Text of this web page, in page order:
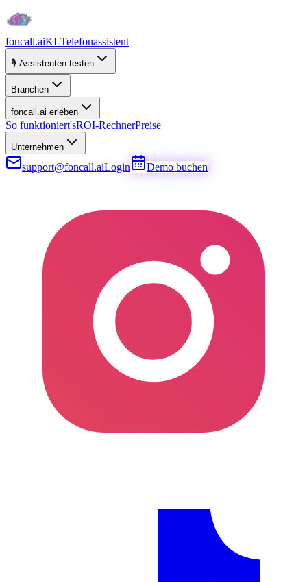
foncall.aiKI-Telefonassistent
🎙️ Assistenten testen
Branchen
foncall.ai erleben
So funktioniert'sROI-RechnerPreise
Unternehmen
support@foncall.aiLogin Demo buchen